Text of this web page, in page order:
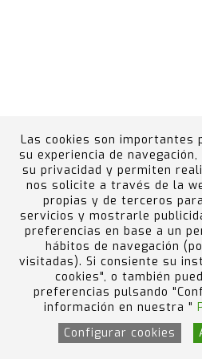
Canal Ético Portal del
calidad, medio ambiente,
accidentes graves
Las cookies son importantes
su experiencia de
su privacidad y permiten
nos solicite a través de la
propias y de terceros
servicios y mostrarle
preferencias en base a un
hábitos de navegación
visitadas). Si consiente su
cookies", o también
preferencias pulsando
información en nuestra "
Configurar cookies